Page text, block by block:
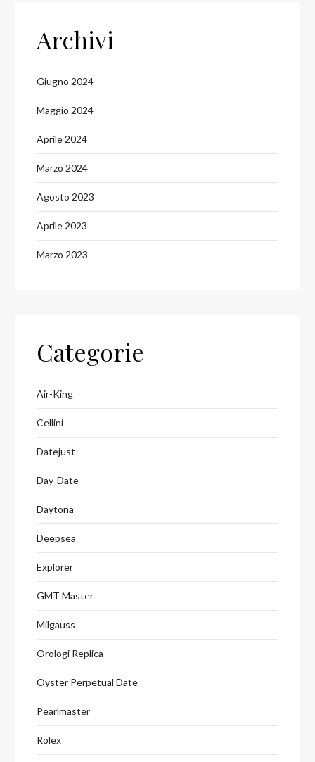
Archivi
Giugno 2024
Maggio 2024
Aprile 2024
Marzo 2024
Agosto 2023
Aprile 2023
Marzo 2023
Categorie
Air-King
Cellini
Datejust
Day-Date
Daytona
Deepsea
Explorer
GMT Master
Milgauss
Orologi Replica
Oyster Perpetual Date
Pearlmaster
Rolex